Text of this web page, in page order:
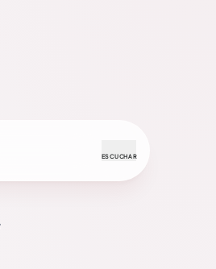
ESCUCHAR